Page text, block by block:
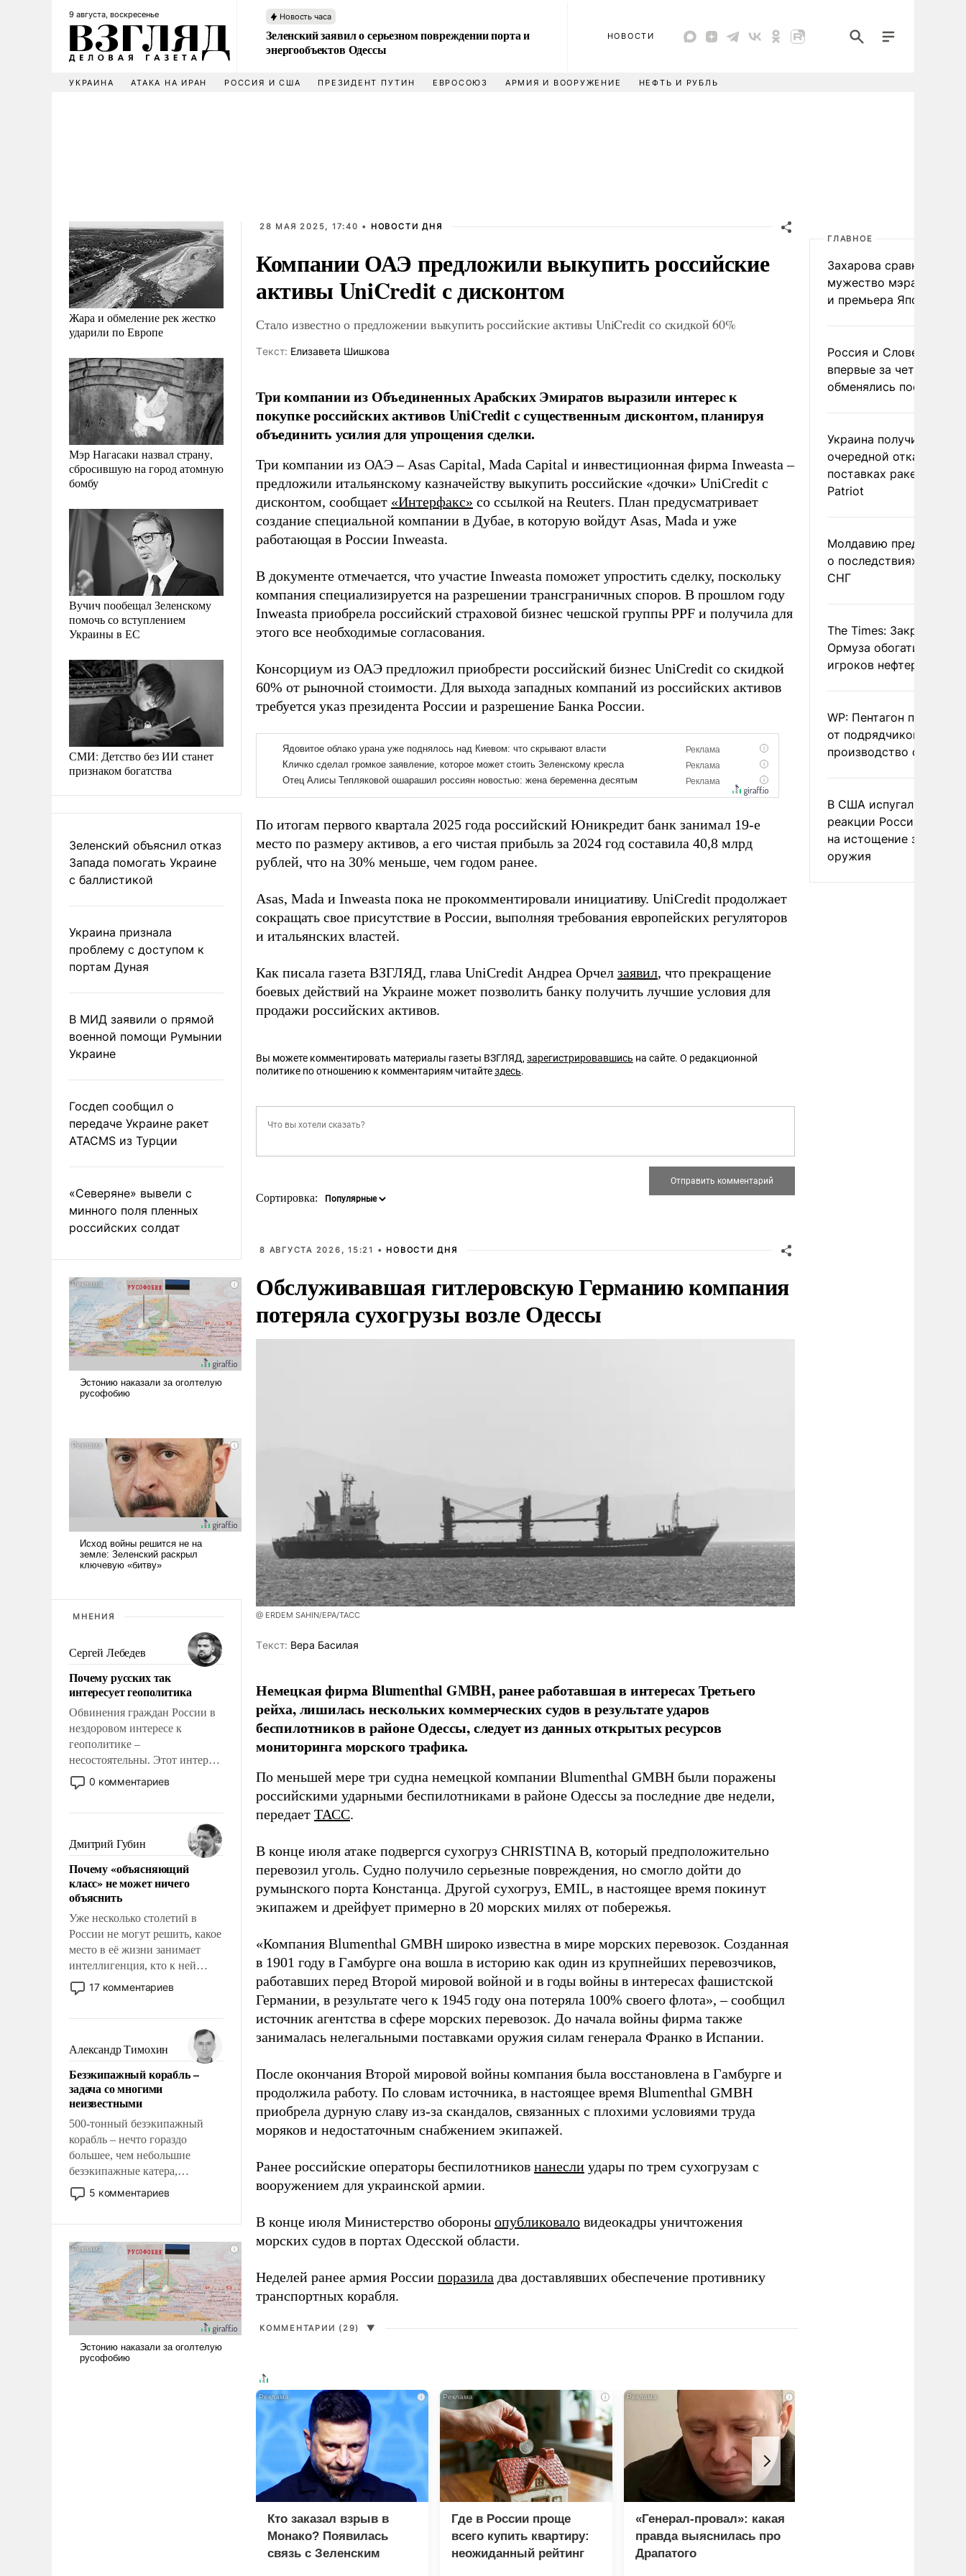
9 августа, воскресенье Новость часа
Зеленский заявил о серьезном повреждении порта и
энергообъектов Одессы
НОВОСТИ
УКРАИНА АТАКА НА ИРАН РОССИЯ И США ПРЕЗИДЕНТ ПУТИН ЕВРОСОЮЗ АРМИЯ И ВООРУЖЕНИЕ НЕФТЬ И РУБЛЬ
Жара и обмеление рек жестко
ударили по Европе
Мэр Нагасаки назвал страну,
сбросившую на город атомную
бомбу
Вучич пообещал Зеленскому
помочь со вступлением
Украины в ЕС
СМИ: Детство без ИИ станет
признаком богатства
Зеленский объяснил отказ
Запада помогать Украине
с баллистикой
Украина признала
проблему с доступом к
портам Дуная
В МИД заявили о прямой
военной помощи Румынии
Украине
Госдеп сообщил о
передаче Украине ракет
ATACMS из Турции
«Северяне» вывели с
минного поля пленных
российских солдат
МНЕНИЯ
Сергей Лебедев
Почему русских так
интересует геополитика
Обвинения граждан России в
нездоровом интересе к
геополитике –
несостоятельны. Этот интерес
рационален и прагматичен. Он
обусловлен тысячелетним
фундаментальным знанием,
что мировая политика имеет
свойство заявляться на порог
нашего дома.
0 комментариев
Дмитрий Губин
Почему «объясняющий
класс» не может ничего
объяснить
Уже несколько столетий в
России не могут решить, какое
место в её жизни занимает
интеллигенция, кто к ней
принадлежит, а кого из неё
исключили с правом
чем она отличается от просто
образованных людей. Иногда
казалось, что эти вопросы
решены раз и навсегда, но –
нет, не решены.
17 комментариев
Александр Тимохин
Безэкипажный корабль –
задача со многими
неизвестными
500-тонный безэкипажный
корабль – нечто гораздо
большее, чем небольшие
безэкипажные катера,
применение которых уже
стало обыденностью. Задача по
и ее реализация радикально
поднимет наши боевые
возможности.
5 комментариев
28 МАЯ 2025, 17:40 • НОВОСТИ ДНЯ
Компании ОАЭ предложили выкупить российские
активы UniCredit с дисконтом
Стало известно о предложении выкупить российские активы UniCredit со скидкой 60%
Tекст: Елизавета Шишкова
Три компании из Объединенных Арабских Эмиратов выразили интерес к
покупке российских активов UniCredit с существенным дисконтом, планируя
объединить усилия для упрощения сделки.
Три компании из ОАЭ – Asas Capital, Mada Capital и инвестиционная фирма Inweasta –
предложили итальянскому казначейству выкупить российские «дочки» UniCredit с
дисконтом, сообщает «Интерфакс» со ссылкой на Reuters. План предусматривает
создание специальной компании в Дубае, в которую войдут Asas, Mada и уже
работающая в России Inweasta.
В документе отмечается, что участие Inweasta поможет упростить сделку, поскольку
компания специализируется на разрешении трансграничных споров. В прошлом году
Inweasta приобрела российский страховой бизнес чешской группы PPF и получила для
этого все необходимые согласования.
Консорциум из ОАЭ предложил приобрести российский бизнес UniCredit со скидкой
60% от рыночной стоимости. Для выхода западных компаний из российских активов
требуется указ президента России и разрешение Банка России.
По итогам первого квартала 2025 года российский Юникредит банк занимал 19-е
место по размеру активов, а его чистая прибыль за 2024 год составила 40,8 млрд
рублей, что на 30% меньше, чем годом ранее.
Asas, Mada и Inweasta пока не прокомментировали инициативу. UniCredit продолжает
сокращать свое присутствие в России, выполняя требования европейских регуляторов
и итальянских властей.
Как писала газета ВЗГЛЯД, глава UniCredit Андреа Орчел заявил, что прекращение
боевых действий на Украине может позволить банку получить лучшие условия для
продажи российских активов.
Вы можете комментировать материалы газеты ВЗГЛЯД, зарегистрировавшись на сайте. О редакционной
политике по отношению к комментариям читайтездесь.
Сортировка:
8 АВГУСТА 2026, 15:21 • НОВОСТИ ДНЯ
Обслуживавшая гитлеровскую Германию компания
потеряла сухогрузы возле Одессы
@ ERDEM SAHIN/EPA/ТАСС
Tекст: Вера Басилая
Немецкая фирма Blumenthal GMBH, ранее работавшая в интересах Третьего
рейха, лишилась нескольких коммерческих судов в результате ударов
беспилотников в районе Одессы, следует из данных открытых ресурсов
мониторинга морского трафика.
По меньшей мере три судна немецкой компании Blumenthal GMBH были поражены
российскими ударными беспилотниками в районе Одессы за последние две недели,
передает ТАСС.
В конце июля атаке подвергся сухогруз CHRISTINA B, который предположительно
перевозил уголь. Судно получило серьезные повреждения, но смогло дойти до
румынского порта Констанца. Другой сухогруз, EMIL, в настоящее время покинут
экипажем и дрейфует примерно в 20 морских милях от побережья.
«Компания Blumenthal GMBH широко известна в мире морских перевозок. Созданная
в 1901 году в Гамбурге она вошла в историю как один из крупнейших перевозчиков,
работавших перед Второй мировой войной и в годы войны в интересах фашистской
Германии, в результате чего к 1945 году она потеряла 100% своего флота», – сообщил
источник агентства в сфере морских перевозок. До начала войны фирма также
занималась нелегальными поставками оружия силам генерала Франко в Испании.
После окончания Второй мировой войны компания была восстановлена в Гамбурге и
продолжила работу. По словам источника, в настоящее время Blumenthal GMBH
приобрела дурную славу из-за скандалов, связанных с плохими условиями труда
моряков и недостаточным снабжением экипажей.
Ранее российские операторы беспилотников нанесли удары по трем сухогрузам с
вооружением для украинской армии.
В конце июля Министерство обороны опубликовало видеокадры уничтожения
морских судов в портах Одесской области.
Неделей ранее армия России поразила два доставлявших обеспечение противнику
транспортных корабля.
КОММЕНТАРИИ (29) ▼
i
Кто заказал взрыв в
Монако? Появилась
связь с Зеленским
i
Где в России проще
всего купить квартиру:
неожиданный рейтинг
i
«Генерал-провал»: какая
правда выяснилась про
Драпатого
ГЛАВНОЕ
Захарова сравнила
мужество мэра
и премьера Японии
Россия и Словения
впервые за четыре года
обменялись
Украина получила
очередной отказ в
поставках ракет для
Patriot
Молдавию
о последствиях выхода
СНГ
The Times: Закрытие
Ормуза обогатило
игроков нефтерынка
WP: Пентагон
от подрядчиков
производство оружия
В США испугались
реакции России и
на истощение запасов
оружия